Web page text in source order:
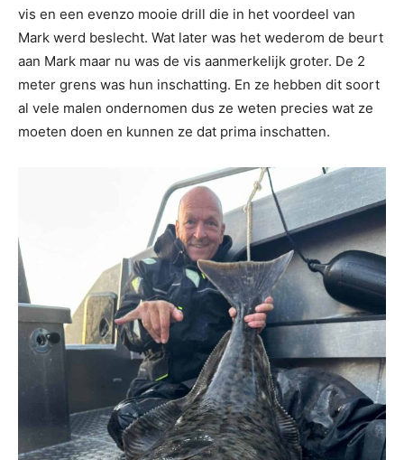
vis en een evenzo mooie drill die in het voordeel van
Mark werd beslecht. Wat later was het wederom de beurt
aan Mark maar nu was de vis aanmerkelijk groter. De 2
meter grens was hun inschatting. En ze hebben dit soort
al vele malen ondernomen dus ze weten precies wat ze
moeten doen en kunnen ze dat prima inschatten.